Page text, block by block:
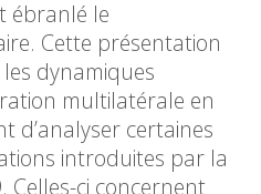
ébranlé le
Cette présentation
dynamiques
multilatérale en
d’analyser certaines
introduites par la
Celles-ci concernent